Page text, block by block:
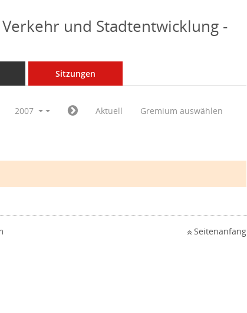
und Stadtentwicklung -
Sitzungen
2007 Aktuell Gremium auswählen
Seitenanfang